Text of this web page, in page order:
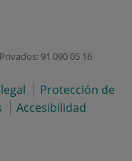
Privados: 91 090 05 16
Protección de
Accesibilidad